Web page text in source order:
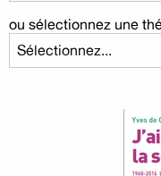
ou sélectionnez une